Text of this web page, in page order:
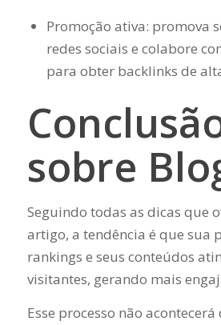
Promoção ativa: promova
redes sociais e colabore
para obter backlinks de
sobre
Seguindo todas as dicas que
artigo, a tendência é que sua
rankings e seus conteúdos
visitantes, gerando mais
Esse processo não